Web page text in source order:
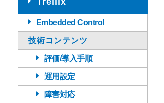
Trellix
Embedded Control
技術コンテンツ
評価/導入手順
運用設定
障害対応